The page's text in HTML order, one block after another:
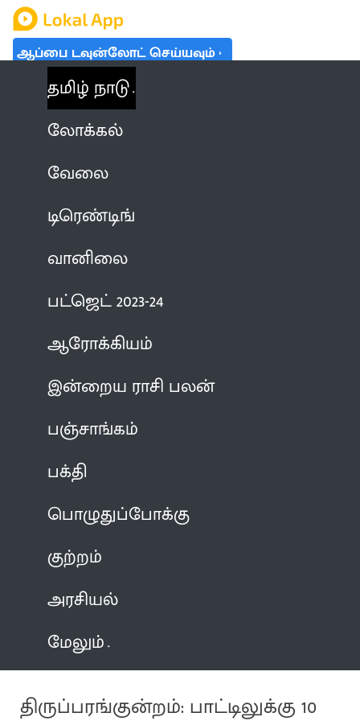
ஆப்பை டவுன்லோட் செய்யவும்
தமிழ் நாடு
லோக்கல்
வேலை
டிரெண்டிங்
வானிலை
பட்ஜெட் 2023-24
ஆரோக்கியம்
இன்றைய ராசி பலன்
பஞ்சாங்கம்
பக்தி
பொழுதுப்போக்கு
குற்றம்
அரசியல்
மேலும்
திருப்பரங்குன்றம்: பாட்டிலுக்கு 10